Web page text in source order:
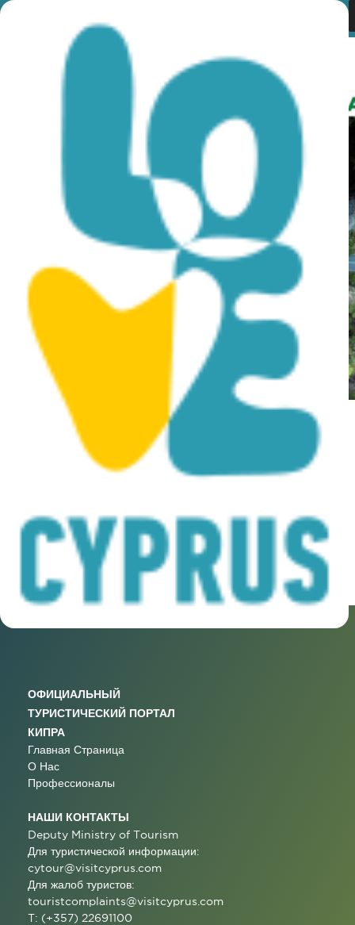
Month:
2022
Travel Planner –
Hungarian (pdf)
October 4, 2022|bycconstantinou|
Posted in
ОФИЦИАЛЬНЫЙ
ТУРИСТИЧЕСКИЙ ПОРТАЛ
КИПРА
Главная Страница
О Нас
Профессионалы
НАШИ КОНТАКТЫ
Deputy Ministry of Tourism
Для туристической информации:
cytour@visitcyprus.com
Для жалоб туристов:
touristcomplaints@visitcyprus.com
T: (+357) 22691100